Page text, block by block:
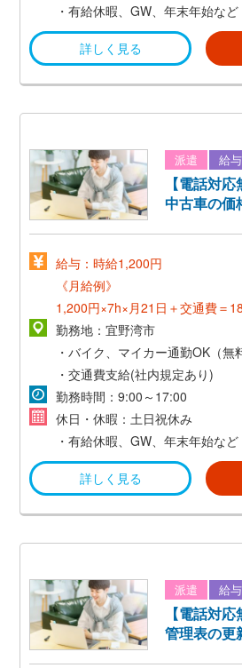
・有給休暇、GW、年末年始など
詳しく見る
派遣 給
【電話対
中古車の価
給与：時給1,200円
《月給例》
1,200円×7h×月21日＋交通費＝
《正社員登用後》
*想定年収300万～*
勤務地：宜野湾市
・バイク、マイカー通勤OK（無
・交通費支給(社内規定あり)
勤務時間：9:00～17:00
休日・休暇：土日祝休み
・有給休暇、GW、年末年始など
詳しく見る
派遣 給
【電話対
管理表の更